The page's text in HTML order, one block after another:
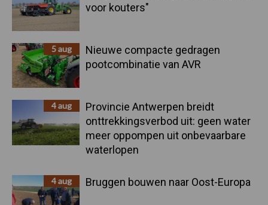
voor kouters"
5 aug
Nieuwe compacte gedragen
pootcombinatie van AVR
4 aug
Provincie Antwerpen breidt
onttrekkingsverbod uit: geen water
meer oppompen uit onbevaarbare
waterlopen
4 aug Bruggen bouwen naar Oost-Europa